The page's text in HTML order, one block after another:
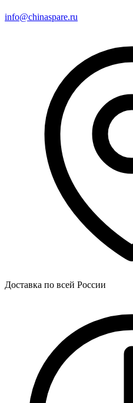
info@chinaspare.ru
Доставка по всей России